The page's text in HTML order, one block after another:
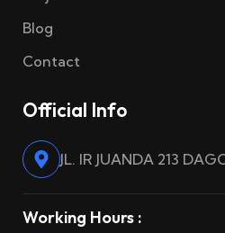
Blog
Contact
Official Info
JL. IR JUANDA 213
Working Hours :